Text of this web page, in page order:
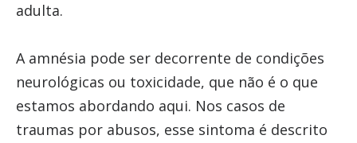
adulta.
A amnésia pode ser decorrente de condições
neurológicas ou toxicidade, que não é o que
estamos abordando aqui. Nos casos de
traumas por abusos, esse sintoma é descrito